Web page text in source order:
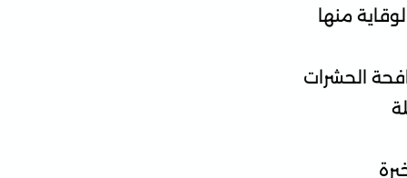
منها
الحشرات